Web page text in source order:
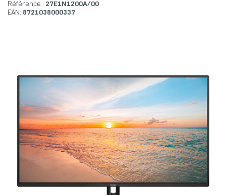
Référence : 27E1N1200A/00
EAN: 8721038000337